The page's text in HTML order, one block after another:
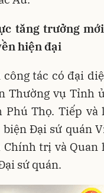
tăng trưởng
hiện đại
tác có đại
Thường vụ Tỉnh
Phú Thọ. Tiếp
Đại sứ quán
trị và Quan
sứ quán.